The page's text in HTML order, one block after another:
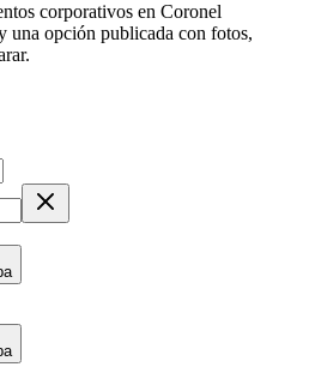
corporativos en Coronel
una opción publicada con fotos,